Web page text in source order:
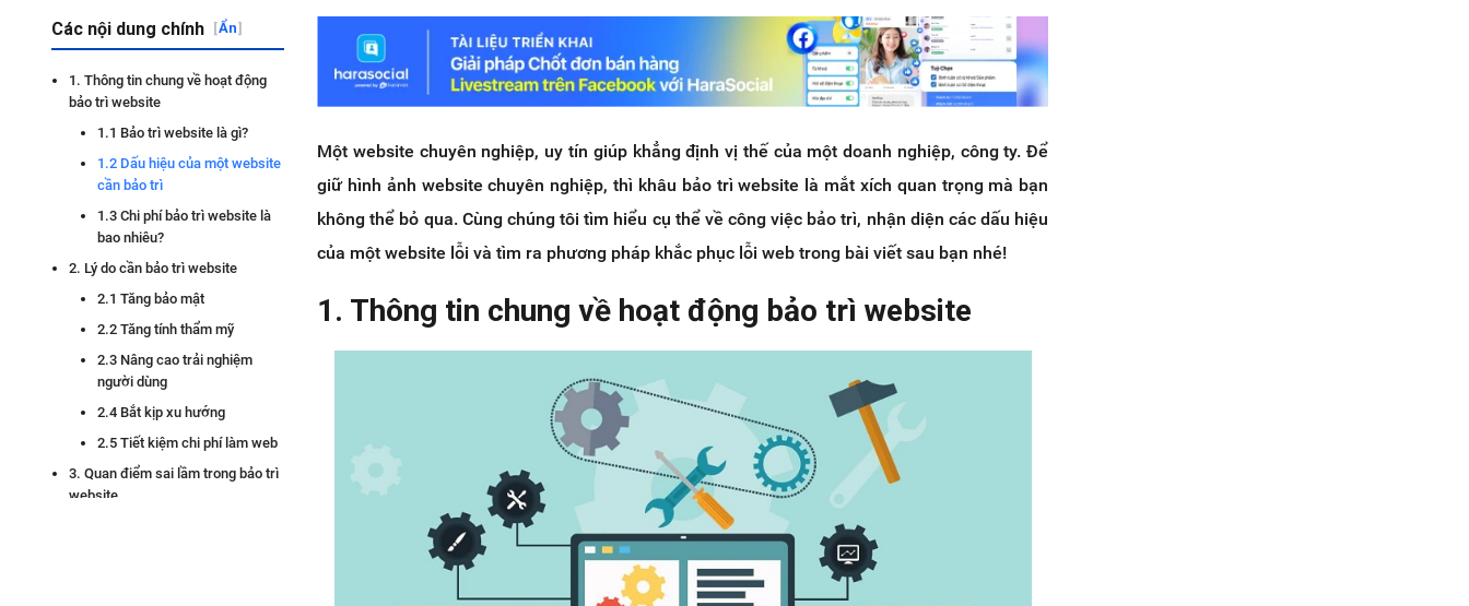
Các nội dung chính [Ẩn]
1. Thông tin chung về hoạt động
bảo trì website
1.1 Bảo trì website là gì?
1.2 Dấu hiệu của một website
cần bảo trì
1.3 Chi phí bảo trì website là
bao nhiêu?
2. Lý do cần bảo trì website
2.1 Tăng bảo mật
2.2 Tăng tính thẩm mỹ
2.3 Nâng cao trải nghiệm
người dùng
2.4 Bắt kịp xu hướng
2.5 Tiết kiệm chi phí làm web
3. Quan điểm sai lầm trong bảo trì
website
Một website chuyên nghiệp, uy tín giúp khẳng định vị thế của một doanh nghiệp, công ty. Để
giữ hình ảnh website chuyên nghiệp, thì khâu bảo trì website là mắt xích quan trọng mà bạn
không thể bỏ qua. Cùng chúng tôi tìm hiểu cụ thể về công việc bảo trì, nhận diện các dấu hiệu
của một website lỗi và tìm ra phương pháp khắc phục lỗi web trong bài viết sau bạn nhé!
1. Thông tin chung về hoạt động bảo trì website